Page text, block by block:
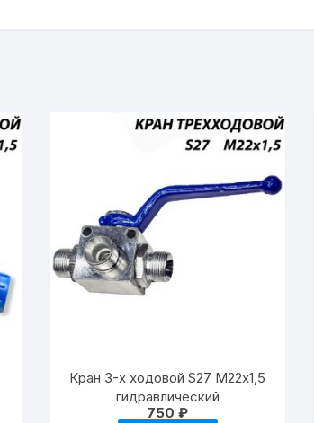
Кран 3-х ходовой S27 М22х1,5
гидравлический
750₽